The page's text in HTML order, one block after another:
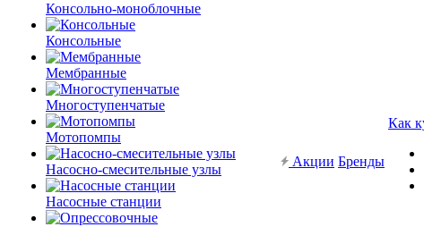
Консольно-моноблочные
Консольные
Мембранные
Многоступенчатые
Мотопомпы
Насосно-смесительные узлы
Насосные станции
Акции Бренды
Как